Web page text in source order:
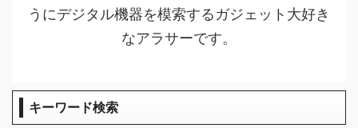
うにデジタル機器を模索するガジェット大好き
なアラサーです。
キーワード検索